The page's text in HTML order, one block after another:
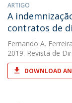
ARTIGO
A
contratos de
Fernando A.
2019. Revista de
DOWNLOAD